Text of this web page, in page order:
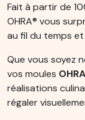
Fait à partir de
OHRA® vous
au fil du temps
Que vous soyez
vos moules
réalisations
régaler